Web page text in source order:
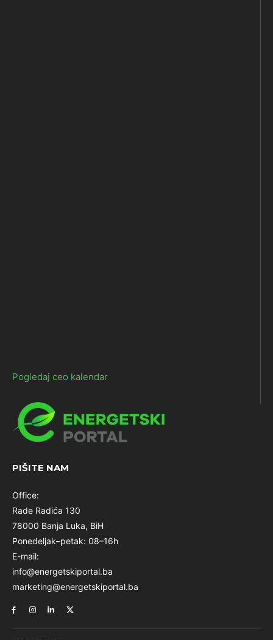
Pogledaj ceo kalendar
PIŠITE NAM
Office:
Rade Radića 130
78000 Banja Luka, BiH
Ponedeljak–petak: 08–16h
E-mail:
info@energetskiportal.ba
marketing@energetskiportal.ba